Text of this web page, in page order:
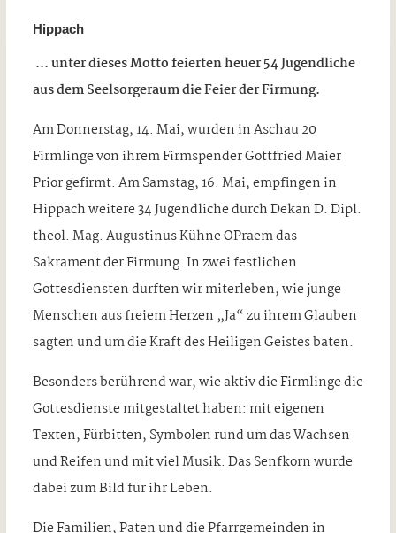
Hippach
… unter dieses Motto feierten heuer 54 Jugendliche
aus dem Seelsorgeraum die Feier der Firmung.
Am Donnerstag, 14. Mai, wurden in Aschau 20
Firmlinge von ihrem Firmspender Gottfried Maier
Prior gefirmt. Am Samstag, 16. Mai, empfingen in
Hippach weitere 34 Jugendliche durch Dekan D. Dipl.
theol. Mag. Augustinus Kühne OPraem das
Sakrament der Firmung. In zwei festlichen
Gottesdiensten durften wir miterleben, wie junge
Menschen aus freiem Herzen „Ja“ zu ihrem Glauben
sagten und um die Kraft des Heiligen Geistes baten.
Besonders berührend war, wie aktiv die Firmlinge die
Gottesdienste mitgestaltet haben: mit eigenen
Texten, Fürbitten, Symbolen rund um das Wachsen
und Reifen und mit viel Musik. Das Senfkorn wurde
dabei zum Bild für ihr Leben.
Die Familien, Paten und die Pfarrgemeinden in